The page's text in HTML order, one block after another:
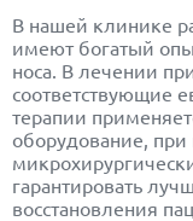
В нашей клинике
имеют богатый
носа. В лечении
соответствующие
терапии
оборудование,
гарантировать
восстановления